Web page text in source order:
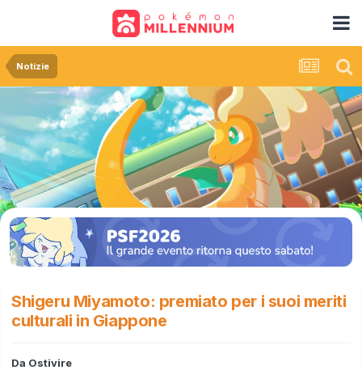
Notizie
Shigeru Miyamoto: premiato per i suoi meriti
culturali in Giappone
Da Ostivire